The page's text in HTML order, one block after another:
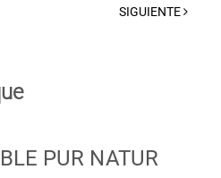
SIGUIENTE
PUR NATUR